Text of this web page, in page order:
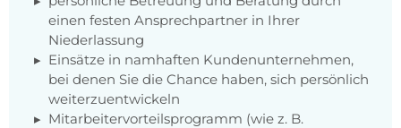
einen festen Ansprechpartner in Ihrer
Niederlassung
Einsätze in namhaften Kundenunternehmen,
bei denen Sie die Chance haben, sich persönlich
weiterzuentwickeln
Mitarbeitervorteilsprogramm (wie z. B.